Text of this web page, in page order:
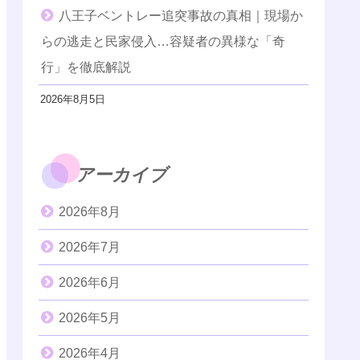
八王子ベントレー追突事故の真相｜現場か
らの逃走と民家侵入…容疑者の異様な「奇
行」を徹底解説
2026年8月5日
アーカイブ
2026年8月
2026年7月
2026年6月
2026年5月
2026年4月